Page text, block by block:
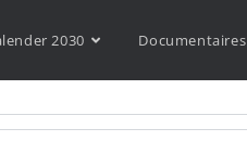
2030 Documentaires